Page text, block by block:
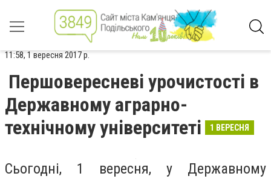
11:58, 1 вересня 2017 р.
Першовересневі урочистості в
Державному аграрно-
технічному університеті
1 ВЕРЕСНЯ
Сьогодні, 1 вересня, у Державному